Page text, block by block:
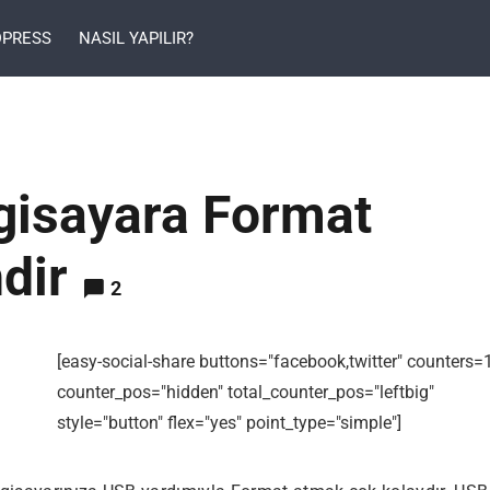
NASIL YAPILIR?
Format
2
[easy-social-share buttons="facebook,twitter"
counter_pos="hidden" total_counter_pos="leftbig"
style="button" flex="yes" point_type="simple"]